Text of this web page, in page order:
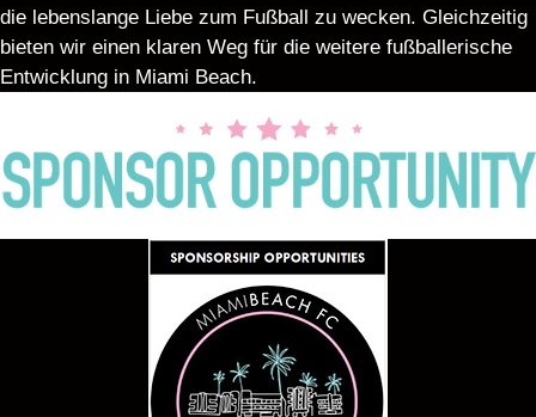
die lebenslange Liebe zum Fußball zu wecken. Gleichzeitig
bieten wir einen klaren Weg für die weitere fußballerische
Entwicklung in Miami Beach.